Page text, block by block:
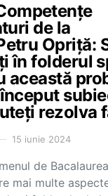
de la
Opriță:
în folderul
această
rezolva
15 iunie 2024
de
mai multe